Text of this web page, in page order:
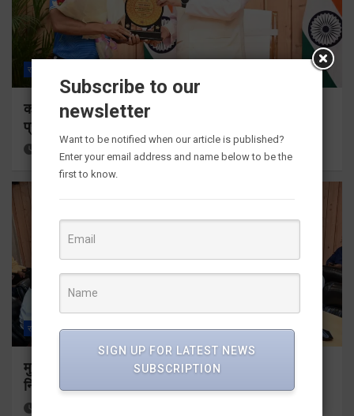
राज्य
कॉमनवेल्थ गेम्स 2026 के उत्तराखंड के पदक विजेताओं और
प्रशिक्षकों को मुख्यमंत्री धामी ने किया सम्मानित
Viri Gairola
राज्य ALL देहरादून
मुख्यमंत्री धामी ने उत्तराखंड क्रीड़ा विश्वविद्यालय गौलापार के
निर्माण कार्यों की समीक्षा की
Subscribe to our
newsletter
Want to be notified when our article is published?
Enter your email address and name below to be the
first to know.
SIGN UP FOR LATEST NEWS
SUBSCRIPTION